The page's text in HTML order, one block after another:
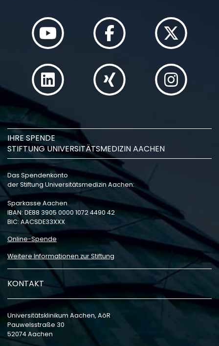
IHRE SPENDE
STIFTUNG UNIVERSITÄTSMEDIZIN AACHEN
Das Spendenkonto
der Stiftung Universitätsmedizin Aachen:
Sparkasse Aachen
IBAN: DE88 3905 0000 1072 4490 42
BIC: AACSDE33XXX
Online-Spende
Weitere Informationen zur Stiftung
KONTAKT
Universitätsklinikum Aachen, AöR
Pauwelsstraße 30
52074 Aachen